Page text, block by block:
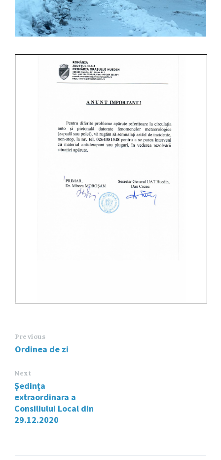
Previous
Ordinea de zi
Next
Ședința
extraordinara a
Consiliului Local din
29.12.2020